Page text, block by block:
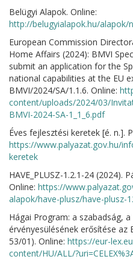
Belügyi Alapok. Online:
http://belugyialapok.hu/alapok/
European Commission
Home Affairs (2024): BMVI
submit an application for the
national capabilities at the EU
BMVI/2024/SA/1.1.6. Online:
content/uploads/2024/03/
BMVI-2024-SA-1_1_6.pdf
Éves fejlesztési keretek [é. n.].
https://www.palyazat.gov.hu/
keretek
HAVE_PLUSZ-1.2.1-24 (2024).
Online: https://
alapok/have-plusz/have-plusz-
Hágai Program: a szabadság,
érvényesülésének erősítése az
53/01). Online: https://eur-
content/HU/ALL/